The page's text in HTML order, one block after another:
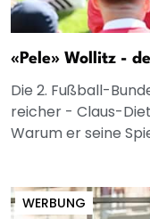
«Pele» Wollitz -
Die 2. Fußball-
reicher - Claus-
Warum er seine
WERBUNG